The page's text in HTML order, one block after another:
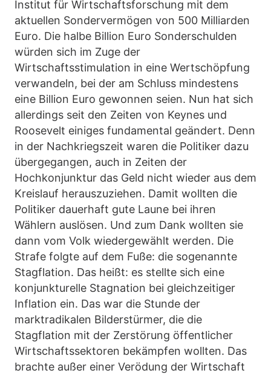
Institut für Wirtschaftsforschung mit dem
aktuellen Sondervermögen von 500 Milliarden
Euro. Die halbe Billion Euro Sonderschulden
würden sich im Zuge der
Wirtschaftsstimulation in eine Wertschöpfung
verwandeln, bei der am Schluss mindestens
eine Billion Euro gewonnen seien. Nun hat sich
allerdings seit den Zeiten von Keynes und
Roosevelt einiges fundamental geändert. Denn
in der Nachkriegszeit waren die Politiker dazu
übergegangen, auch in Zeiten der
Hochkonjunktur das Geld nicht wieder aus dem
Kreislauf herauszuziehen. Damit wollten die
Politiker dauerhaft gute Laune bei ihren
Wählern auslösen. Und zum Dank wollten sie
dann vom Volk wiedergewählt werden. Die
Strafe folgte auf dem Fuße: die sogenannte
Stagflation. Das heißt: es stellte sich eine
konjunkturelle Stagnation bei gleichzeitiger
Inflation ein. Das war die Stunde der
marktradikalen Bilderstürmer, die die
Stagflation mit der Zerstörung öffentlicher
Wirtschaftssektoren bekämpfen wollten. Das
brachte außer einer Verödung der Wirtschaft